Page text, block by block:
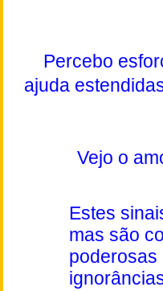
Percebo
ajuda
Vejo o
Estes
mas são
poderosas